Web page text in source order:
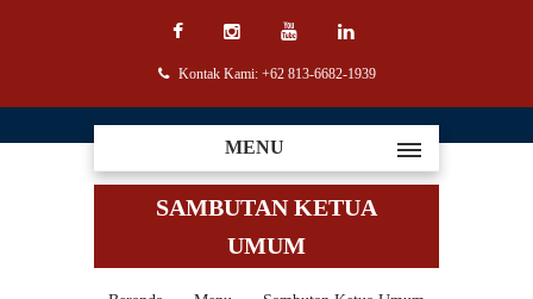
Kontak Kami: +62 813-6682-1939
MENU
SAMBUTAN KETUA
UMUM